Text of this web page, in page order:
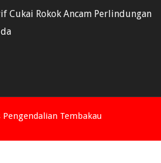
Cukai Rokok Ancam Perlindungan
Tembakau